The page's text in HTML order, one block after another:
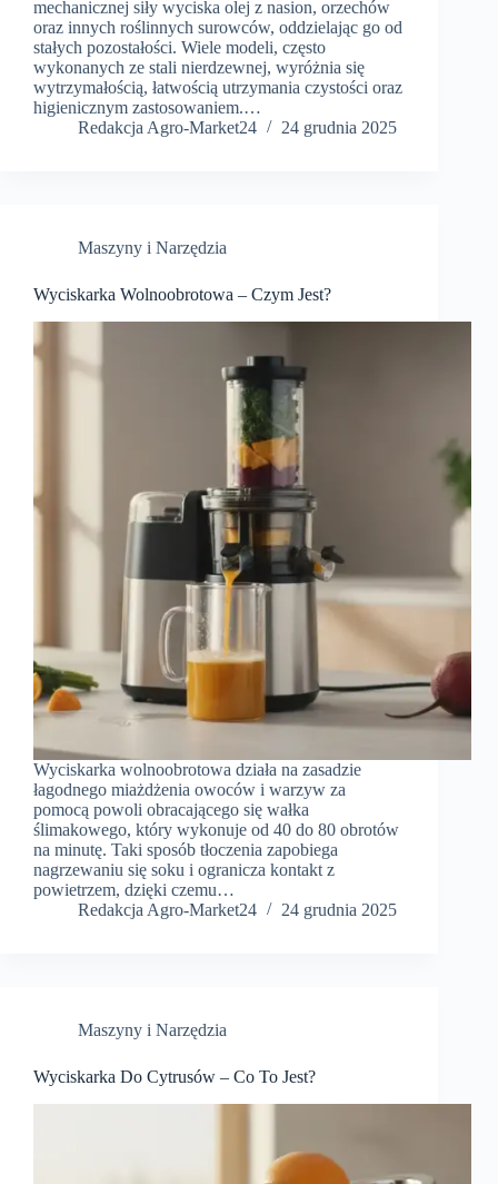
mechanicznej siły wyciska olej z nasion, orzechów
oraz innych roślinnych surowców, oddzielając go od
stałych pozostałości. Wiele modeli, często
wykonanych ze stali nierdzewnej, wyróżnia się
wytrzymałością, łatwością utrzymania czystości oraz
higienicznym zastosowaniem.…
Redakcja Agro-Market24
24 grudnia 2025
Maszyny i Narzędzia
Wyciskarka Wolnoobrotowa – Czym Jest?
Wyciskarka wolnoobrotowa działa na zasadzie
łagodnego miażdżenia owoców i warzyw za
pomocą powoli obracającego się wałka
ślimakowego, który wykonuje od 40 do 80 obrotów
na minutę. Taki sposób tłoczenia zapobiega
nagrzewaniu się soku i ogranicza kontakt z
powietrzem, dzięki czemu…
Redakcja Agro-Market24
24 grudnia 2025
Maszyny i Narzędzia
Wyciskarka Do Cytrusów – Co To Jest?